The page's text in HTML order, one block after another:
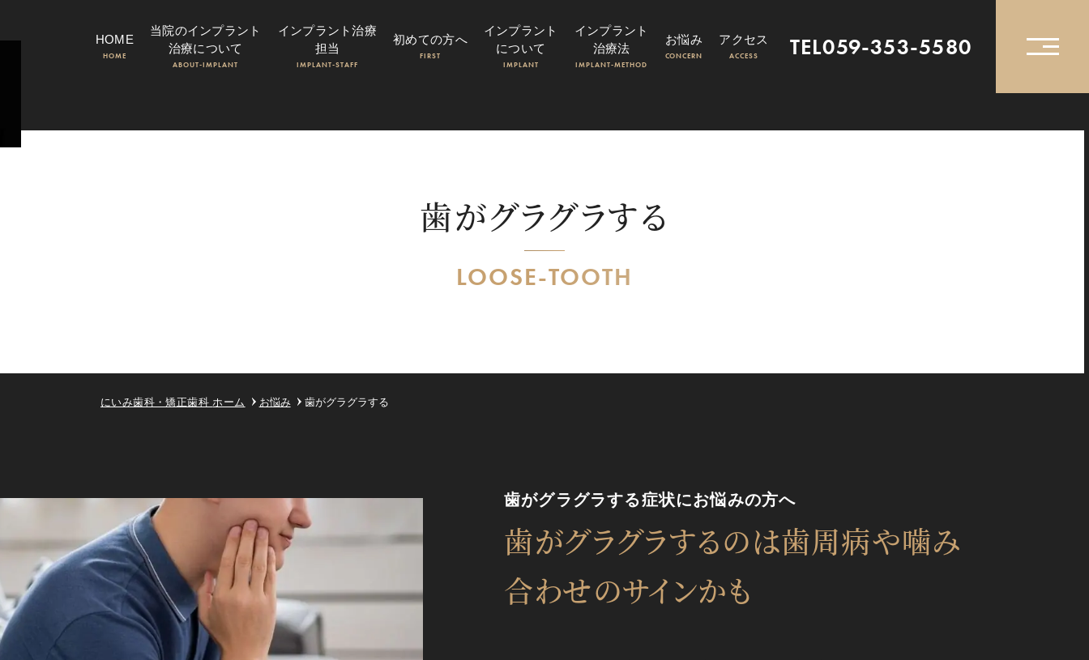
HOME
HOME
当院のインプラント
治療について
ABOUT-IMPLANT
インプラント治療
担当
IMPLANT-STAFF
初めての方へ
FIRST
インプラント
について
IMPLANT
インプラント
治療法
IMPLANT-METHOD
お悩み
CONCERN
アクセス
ACCESS TEL059-353-5580
歯がグラグラする
LOOSE-TOOTH
にいみ歯科・矯正歯科ホーム お悩み 歯がグラグラする
歯がグラグラするのは歯周病や噛み
合わせのサインかも
歯がグラグラする症状にお悩みの方へ